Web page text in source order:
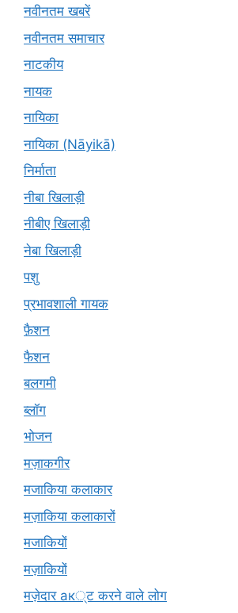
नवीनतम खबरें
नवीनतम समाचार
नाटकीय
नायक
नायिका
नायिका (Nāyikā)
निर्माता
नीबा खिलाड़ी
नीबीए खिलाड़ी
नेबा खिलाड़ी
पशु
प्रभावशाली गायक
फ़ैशन
फैशन
बलगमी
ब्लॉग
भोजन
मज़ाकगीर
मजाकिया कलाकार
मज़ाकिया कलाकारों
मजाकियों
मज़ाकियों
मज़ेदार ак्ट करने वाले लोग